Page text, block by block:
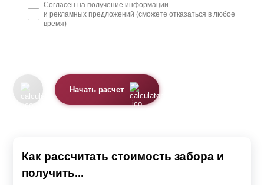
Согласен на получение информации
и рекламных предложений (сможете отказаться в любое
время)
Начать расчет
Как рассчитать стоимость забора и
получить...